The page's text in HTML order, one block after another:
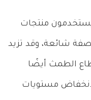
يستخدمون منتجات
شائعة، وقد تزيد
الطمث أيضًا
مستويات